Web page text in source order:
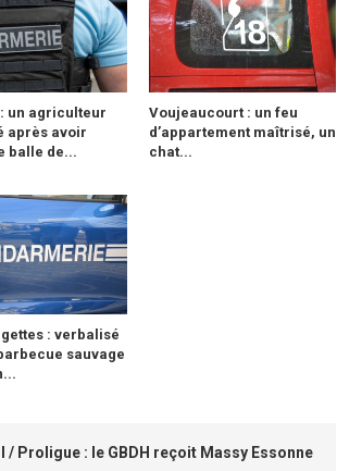
un agriculteur
après avoir
balle de...
Voujeaucourt : un feu
d’appartement maîtrisé, un
chat...
: verbalisé
sauvage
/ Proligue : le GBDH reçoit Massy Essonne